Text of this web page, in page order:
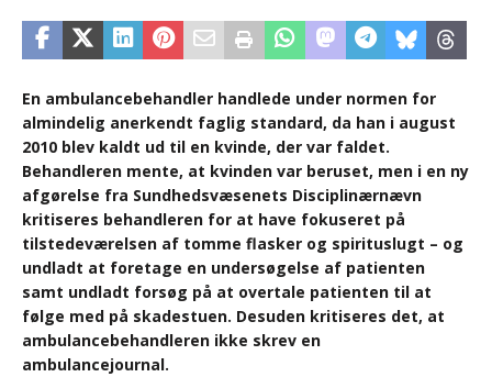
En ambulancebehandler handlede under normen for
almindelig anerkendt faglig standard, da han i august
2010 blev kaldt ud til en kvinde, der var faldet.
Behandleren mente, at kvinden var beruset, men i en ny
afgørelse fra Sundhedsvæsenets Disciplinærnævn
kritiseres behandleren for at have fokuseret på
tilstedeværelsen af tomme flasker og spirituslugt – og
undladt at foretage en undersøgelse af patienten
samt undladt forsøg på at overtale patienten til at
følge med på skadestuen. Desuden kritiseres det, at
ambulancebehandleren ikke skrev en
ambulancejournal.